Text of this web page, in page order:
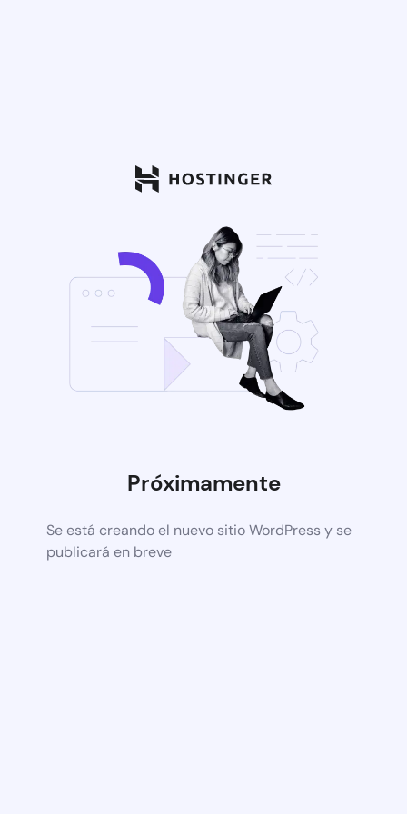
Próximamente
Se está creando el nuevo sitio WordPress y se
publicará en breve